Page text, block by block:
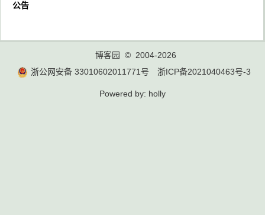
公告
博客园
© 2004-2026
浙公网安备 33010602011771号
浙ICP备2021040463号-3
Powered by: holly